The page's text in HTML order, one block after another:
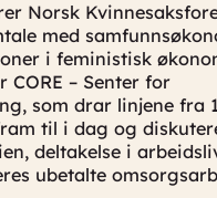
Norsk
med
i feministisk
CORE – Senter for
som drar linjene fra
til i dag og
deltakelse i
ubetalte